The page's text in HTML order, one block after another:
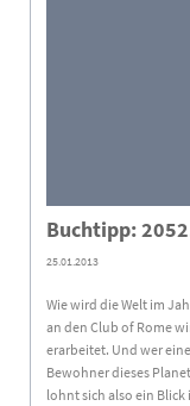
Buchtipp:
25.01.2013
Wie wird die Welt im
an den Club of Rome
erarbeitet. Und wer
Bewohner dieses
lohnt sich also ein